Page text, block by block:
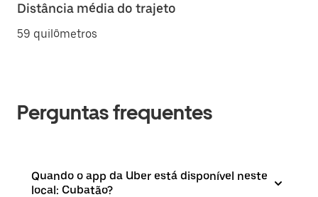
Distância média do trajeto
59 quilômetros
Perguntas frequentes
Quando o app da Uber está disponível neste
local: Cubatão?